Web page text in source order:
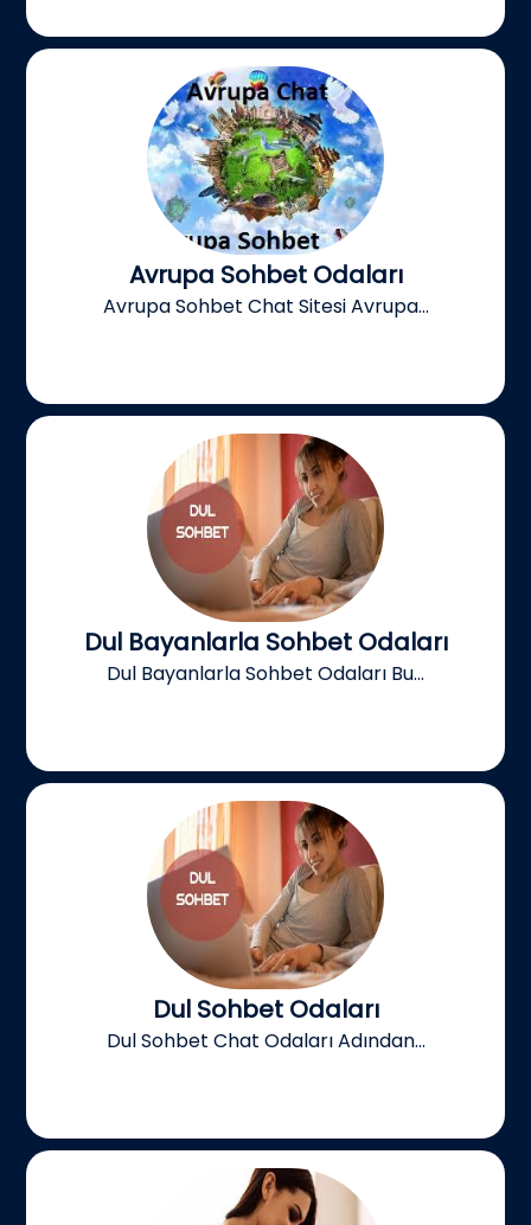
Avrupa Sohbet Odaları
Avrupa Sohbet Chat Sitesi Avrupa...
Dul Bayanlarla Sohbet Odaları
Dul Bayanlarla Sohbet Odaları Bu...
Dul Sohbet Odaları
Dul Sohbet Chat Odaları Adından...